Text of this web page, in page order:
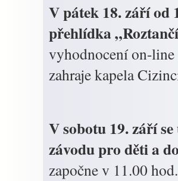
V pátek 18. září od
přehlídka
vyhodnocení on-
zahraje kapela
V sobotu 19. září
závodu pro děti a
započne v 11.00